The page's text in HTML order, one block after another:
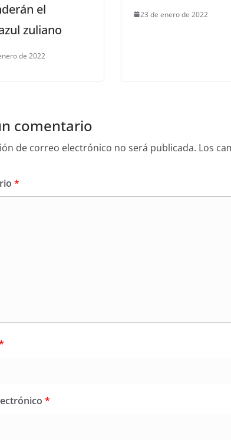
el
zuliano
de 2022
23 de enero de 2022
comentario
de correo electrónico no será publicada. Los
*
*